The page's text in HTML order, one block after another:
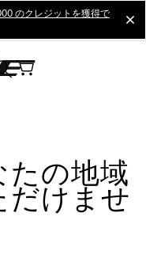
のクレジットを獲得で
たの地域
だけませ